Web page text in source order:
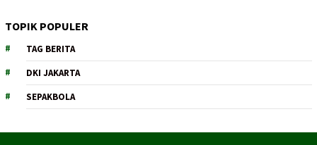
TOPIK POPULER
TAG BERITA
DKI JAKARTA
SEPAKBOLA